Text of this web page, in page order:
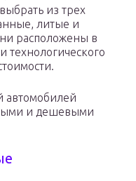
из трех
литые и
расположены в
технологического
автомобилей
и дешевыми